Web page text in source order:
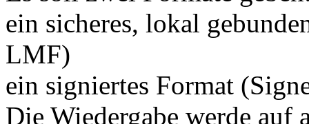
ein sicheres, lokal
LMF)
ein signiertes Format
Die Wiedergabe werde